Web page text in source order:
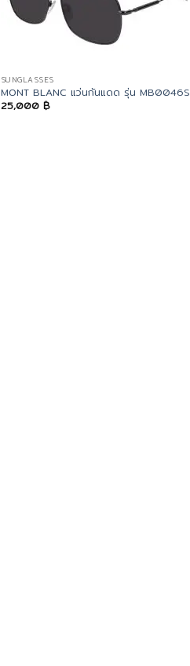
SUNGLASSES
MONT BLANC แว่นกันแดด รุ่น MB0046S
25,000 ฿